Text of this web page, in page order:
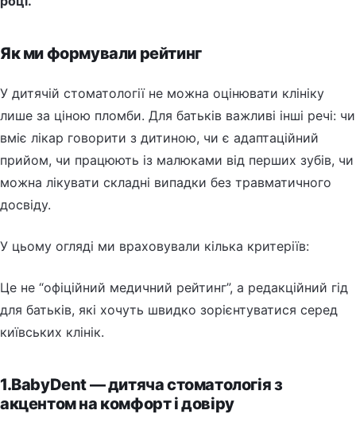
Як ми формували рейтинг
У дитячій стоматології не можна оцінювати клініку
лише за ціною пломби. Для батьків важливі інші речі: чи
вміє лікар говорити з дитиною, чи є адаптаційний
прийом, чи працюють із малюками від перших зубів, чи
можна лікувати складні випадки без травматичного
досвіду.
У цьому огляді ми враховували кілька критеріїв:
Це не “офіційний медичний рейтинг”, а редакційний гід
для батьків, які хочуть швидко зорієнтуватися серед
київських клінік.
1.BabyDent — дитяча стоматологія з
акцентом на комфорт і довіру